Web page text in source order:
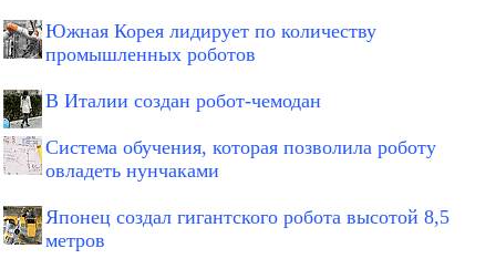
Южная Корея лидирует по количеству
промышленных роботов
В Италии создан робот-чемодан
Система обучения, которая позволила роботу
овладеть нунчаками
Японец создал гигантского робота высотой 8,5
метров